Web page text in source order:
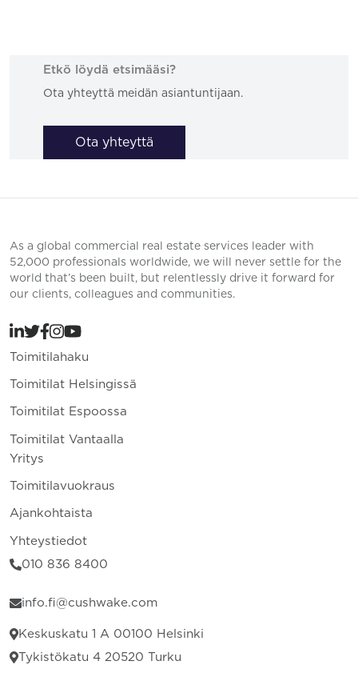
Etkö löydä etsimääsi?
Ota yhteyttä meidän asiantuntijaan.
Ota yhteyttä
As a global commercial real estate services leader with
52,000 professionals worldwide, we will never settle for the
world that’s been built, but relentlessly drive it forward for
our clients, colleagues and communities.
Toimitilahaku
Toimitilat Helsingissä
Toimitilat Espoossa
Toimitilat Vantaalla
Yritys
Toimitilavuokraus
Ajankohtaista
Yhteystiedot
010 836 8400
info.fi@cushwake.com
Keskuskatu 1 A 00100 Helsinki
Tykistökatu 4 20520 Turku